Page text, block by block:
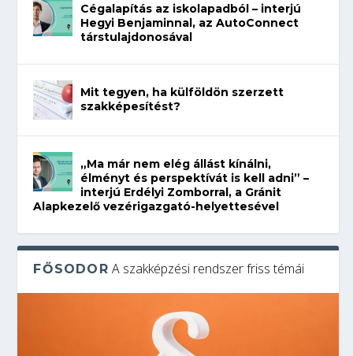
Cégalapítás az iskolapadból – interjú
Hegyi Benjaminnal, az AutoConnect
társtulajdonosával
Mit tegyen, ha külföldön szerzett
szakképesítést?
„Ma már nem elég állást kínálni,
élményt és perspektívát is kell adni” –
interjú Erdélyi Zomborral, a Gránit
Alapkezelő vezérigazgató-helyettesével
FŐSODOR A szakképzési rendszer friss témái